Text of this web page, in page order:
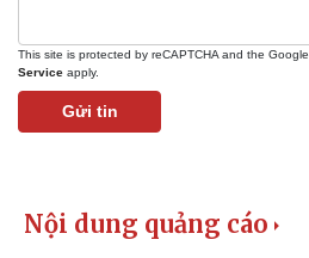
This site is protected by reCAPTCHA and the Google
Service apply.
Gửi tin